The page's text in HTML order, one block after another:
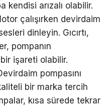
kendisi arızalı olabilir.
çalışırken devirdaim
dinleyin. Gıcırtı,
pompanın
bir işareti olabilir.
pompasını
bir marka tercih
kısa sürede tekrar